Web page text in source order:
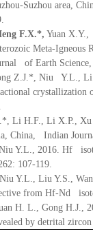
Suzhou area,
F.X.*, Yuan X.Y.,
Meta-Igneous
of Earth
Z.J.*, Niu Y.L., Li
crystallization
Li H.F., Li X.P.,
China, Indian
Y.L., 2016. Hf
107-119.
Y.L., Liu Y.S.,
from Hf-Nd
H. L., Gong H.J.,
by detrital